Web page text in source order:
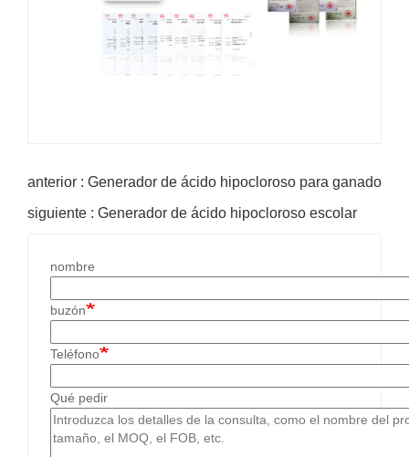
anterior : Generador de ácido hipocloroso para ganado
siguiente : Generador de ácido hipocloroso escolar
nombre
buzón
Teléfono
Qué pedir